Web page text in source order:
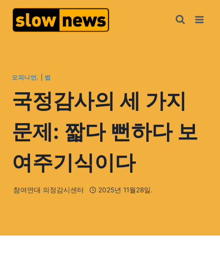
오피니언. 법
국정감사의 세 가지
문제: 짧다 뻔하다 보
여주기식이다
참여연대 의정감시센터 2025년 11월28일.